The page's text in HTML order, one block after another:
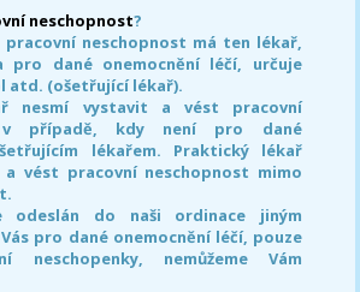
neschopnost?
neschopnost má ten lékař,
pro dané onemocnění léčí, určuje
atd. (ošetřující lékař).
nesmí vystavit a vést pracovní
v případě, kdy není pro dané
lékařem. Praktický lékař
vést pracovní neschopnost mimo
odeslán do naši ordinace jiným
pro dané onemocnění léčí, pouze
neschopenky, nemůžeme Vám